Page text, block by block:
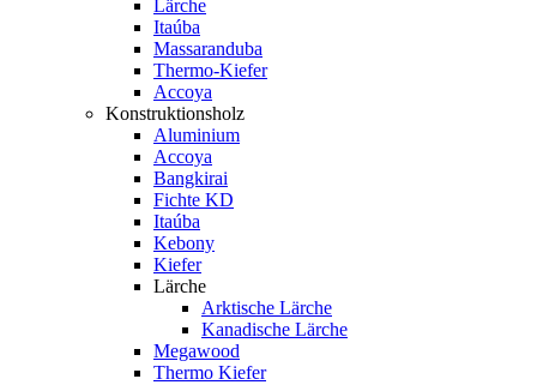
Lärche
Itaúba
Massaranduba
Thermo-Kiefer
Accoya
Konstruktionsholz
Aluminium
Accoya
Bangkirai
Fichte KD
Itaúba
Kebony
Kiefer
Lärche
Arktische Lärche
Kanadische Lärche
Megawood
Thermo Kiefer